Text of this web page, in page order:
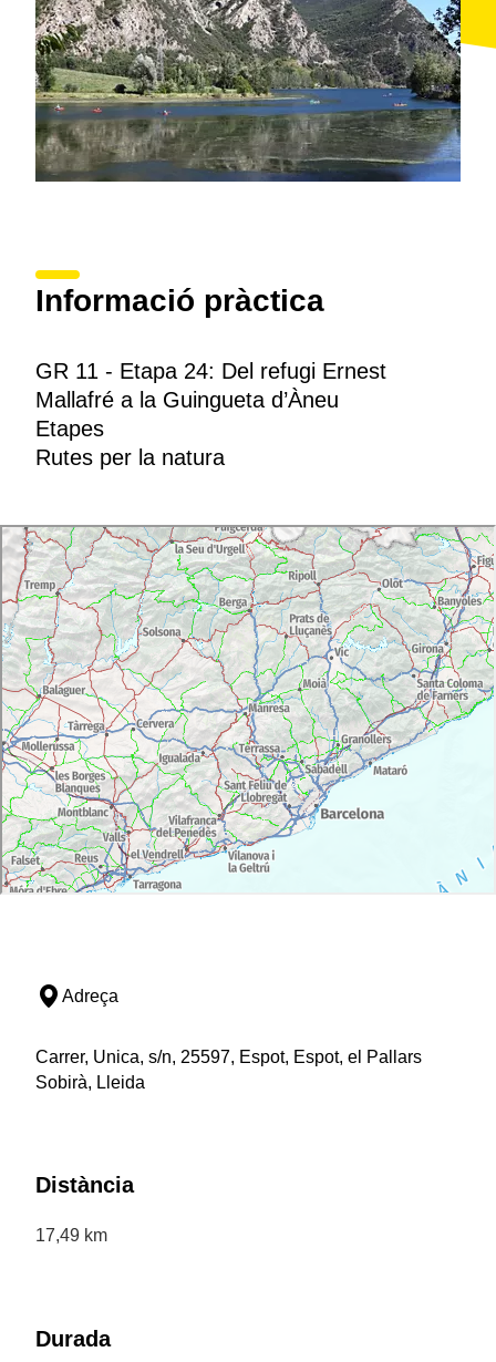
Informació pràctica
GR 11 - Etapa 24: Del refugi Ernest
Mallafré a la Guingueta d’Àneu
Etapes
Rutes per la natura
Adreça
Carrer, Unica, s/n, 25597, Espot, Espot, el Pallars
Sobirà, Lleida
Distància
17,49 km
Durada